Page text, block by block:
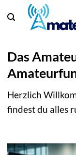
Inhalt
Das
Herzlich
findest du alles